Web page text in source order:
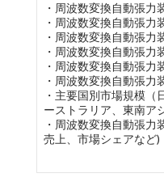
・周波数変換自動張
・周波数変換自動張力
・周波数変換自動張
・周波数変換自動張力
・周波数変換自動張力
・周波数変換自動張力
・主要国別市場規模（
ーストラリア、東南ア
・周波数変換自動張力
売上、市場シェアなど)